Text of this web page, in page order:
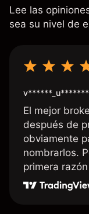
Lee las
sea su nivel de
El mejor
después de
obviamente
nombrarlos.
primera
usar Capital